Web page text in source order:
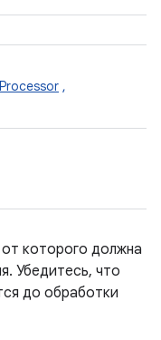
,
которого должна
Убедитесь, что
до обработки